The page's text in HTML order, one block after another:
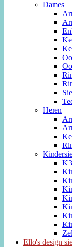
Dames
Heren
Ello's design